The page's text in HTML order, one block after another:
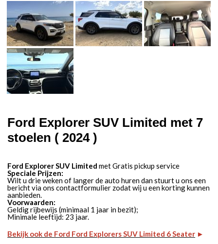
Ford Explorer SUV Limited met 7
stoelen ( 2024 )
Ford Explorer SUV Limitedmet Gratis pickup service
Speciale Prijzen:
Wilt u drie weken of langer de auto huren dan stuurt u ons een
bericht via ons contactformulier zodat wij u een korting kunnen
aanbieden.
Voorwaarden:
Geldig rijbewijs (minimaal 1 jaar in bezit);
Minimale leeftijd: 23 jaar.
Bekijk ook de Ford Ford Explorers SUV Limited 6 Seater ►